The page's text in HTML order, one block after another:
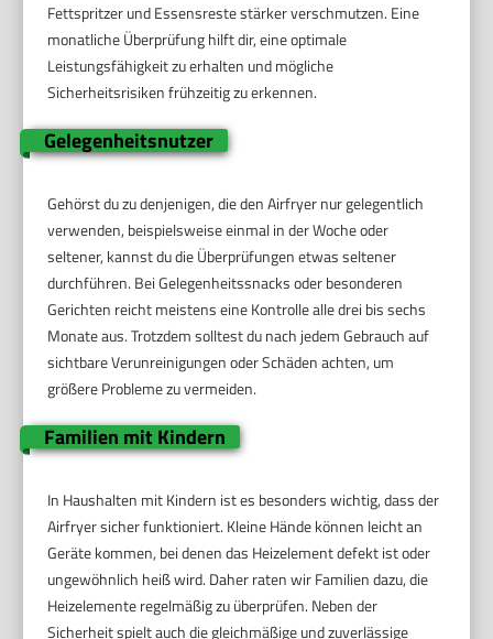
Fettspritzer und Essensreste stärker verschmutzen. Eine
monatliche Überprüfung hilft dir, eine optimale
Leistungsfähigkeit zu erhalten und mögliche
Sicherheitsrisiken frühzeitig zu erkennen.
Gelegenheitsnutzer
Gehörst du zu denjenigen, die den Airfryer nur gelegentlich
verwenden, beispielsweise einmal in der Woche oder
seltener, kannst du die Überprüfungen etwas seltener
durchführen. Bei Gelegenheitssnacks oder besonderen
Gerichten reicht meistens eine Kontrolle alle drei bis sechs
Monate aus. Trotzdem solltest du nach jedem Gebrauch auf
sichtbare Verunreinigungen oder Schäden achten, um
größere Probleme zu vermeiden.
Familien mit Kindern
In Haushalten mit Kindern ist es besonders wichtig, dass der
Airfryer sicher funktioniert. Kleine Hände können leicht an
Geräte kommen, bei denen das Heizelement defekt ist oder
ungewöhnlich heiß wird. Daher raten wir Familien dazu, die
Heizelemente regelmäßig zu überprüfen. Neben der
Sicherheit spielt auch die gleichmäßige und zuverlässige